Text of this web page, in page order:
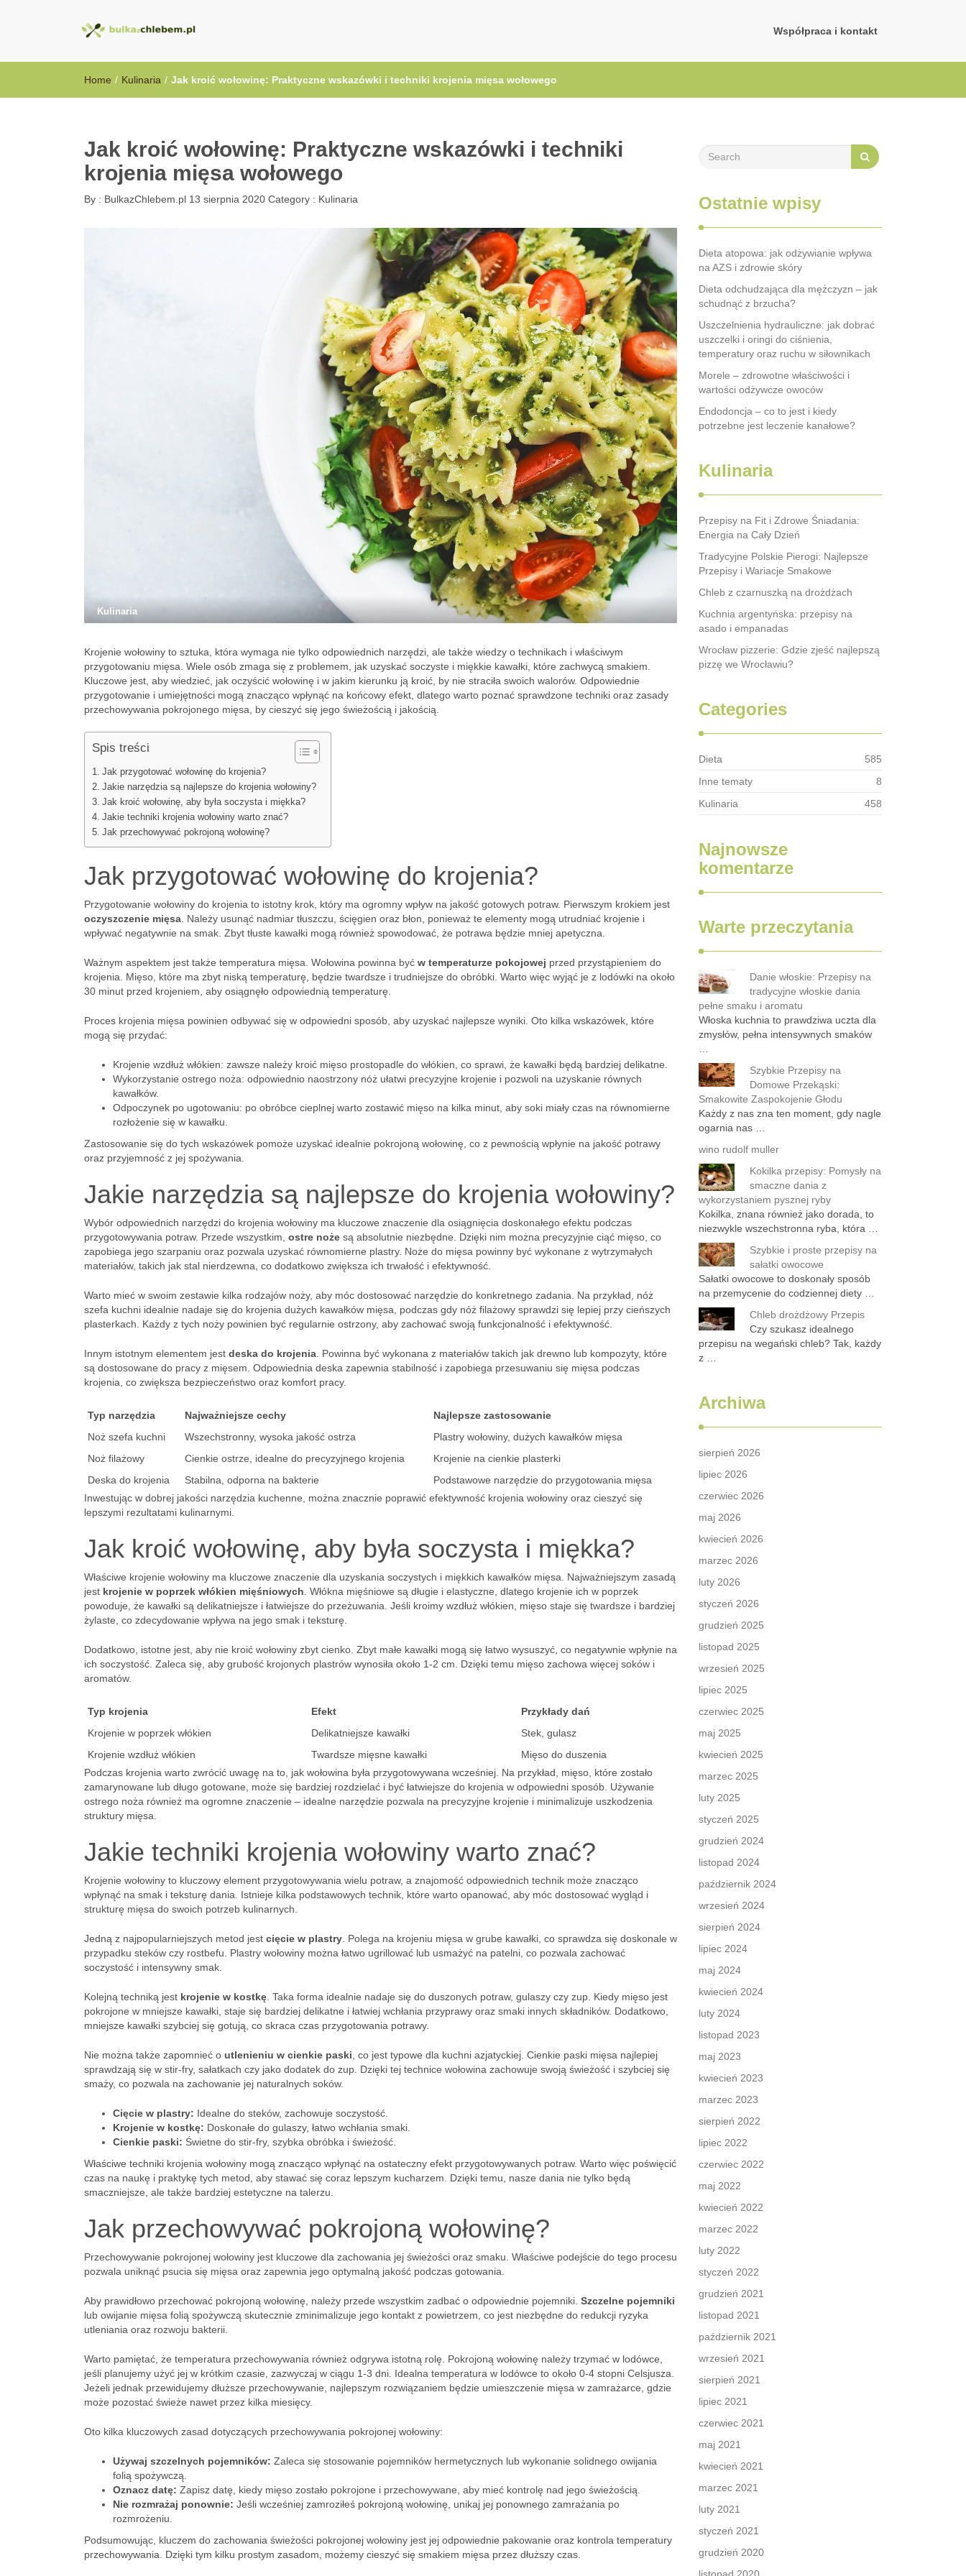
Współpraca i kontakt
Home / Kulinaria / Jak kroić wołowinę: Praktyczne wskazówki i techniki krojenia mięsa wołowego
Jak kroić wołowinę: Praktyczne wskazówki i techniki
krojenia mięsa wołowego
By : BulkazChlebem.pl 13 sierpnia 2020 Category : Kulinaria
Kulinaria
Krojenie wołowiny to sztuka, która wymaga nie tylko odpowiednich narzędzi, ale także wiedzy o technikach i właściwym
przygotowaniu mięsa. Wiele osób zmaga się z problemem, jak uzyskać soczyste i miękkie kawałki, które zachwycą smakiem.
Kluczowe jest, aby wiedzieć, jak oczyścić wołowinę i w jakim kierunku ją kroić, by nie straciła swoich walorów. Odpowiednie
przygotowanie i umiejętności mogą znacząco wpłynąć na końcowy efekt, dlatego warto poznać sprawdzone techniki oraz zasady
przechowywania pokrojonego mięsa, by cieszyć się jego świeżością i jakością.
Spis treści
Jak przygotować wołowinę do krojenia?
Jakie narzędzia są najlepsze do krojenia wołowiny?
Jak kroić wołowinę, aby była soczysta i miękka?
Jakie techniki krojenia wołowiny warto znać?
Jak przechowywać pokrojoną wołowinę?
Jak przygotować wołowinę do krojenia?
Przygotowanie wołowiny do krojenia to istotny krok, który ma ogromny wpływ na jakość gotowych potraw. Pierwszym krokiem jest
oczyszczenie mięsa . Należy usunąć nadmiar tłuszczu, ścięgien oraz błon, ponieważ te elementy mogą utrudniać krojenie i
wpływać negatywnie na smak. Zbyt tłuste kawałki mogą również spowodować, że potrawa będzie mniej apetyczna.
Ważnym aspektem jest także temperatura mięsa. Wołowina powinna być w temperaturze pokojowej przed przystąpieniem do
krojenia. Mięso, które ma zbyt niską temperaturę, będzie twardsze i trudniejsze do obróbki. Warto więc wyjąć je z lodówki na około
30 minut przed krojeniem, aby osiągnęło odpowiednią temperaturę.
Proces krojenia mięsa powinien odbywać się w odpowiedni sposób, aby uzyskać najlepsze wyniki. Oto kilka wskazówek, które
mogą się przydać:
Krojenie wzdłuż włókien: zawsze należy kroić mięso prostopadle do włókien, co sprawi, że kawałki będą bardziej delikatne.
Wykorzystanie ostrego noża: odpowiednio naostrzony nóż ułatwi precyzyjne krojenie i pozwoli na uzyskanie równych
kawałków.
Odpoczynek po ugotowaniu: po obróbce cieplnej warto zostawić mięso na kilka minut, aby soki miały czas na równomierne
rozłożenie się w kawałku.
Zastosowanie się do tych wskazówek pomoże uzyskać idealnie pokrojoną wołowinę, co z pewnością wpłynie na jakość potrawy
oraz przyjemność z jej spożywania.
Jakie narzędzia są najlepsze do krojenia wołowiny?
Wybór odpowiednich narzędzi do krojenia wołowiny ma kluczowe znaczenie dla osiągnięcia doskonałego efektu podczas
przygotowywania potraw. Przede wszystkim, ostre noże są absolutnie niezbędne. Dzięki nim można precyzyjnie ciąć mięso, co
zapobiega jego szarpaniu oraz pozwala uzyskać równomierne plastry. Noże do mięsa powinny być wykonane z wytrzymałych
materiałów, takich jak stal nierdzewna, co dodatkowo zwiększa ich trwałość i efektywność.
Warto mieć w swoim zestawie kilka rodzajów noży, aby móc dostosować narzędzie do konkretnego zadania. Na przykład, nóż
szefa kuchni idealnie nadaje się do krojenia dużych kawałków mięsa, podczas gdy nóż filażowy sprawdzi się lepiej przy cieńszych
plasterkach. Każdy z tych noży powinien być regularnie ostrzony, aby zachować swoją funkcjonalność i efektywność.
Innym istotnym elementem jest deska do krojenia . Powinna być wykonana z materiałów takich jak drewno lub kompozyty, które
są dostosowane do pracy z mięsem. Odpowiednia deska zapewnia stabilność i zapobiega przesuwaniu się mięsa podczas
krojenia, co zwiększa bezpieczeństwo oraz komfort pracy.
Typ narzędzia Najważniejsze cechy
Najlepsze zastosowanie
Noż szefa kuchni
Wszechstronny, wysoka jakość ostrza
Plastry wołowiny, dużych kawałków mięsa
Noż filażowy
Cienkie ostrze, idealne do precyzyjnego krojenia
Krojenie na cienkie plasterki
Deska do krojenia
Stabilna, odporna na bakterie
Podstawowe narzędzie do przygotowania mięsa
Inwestując w dobrej jakości narzędzia kuchenne, można znacznie poprawić efektywność krojenia wołowiny oraz cieszyć się
lepszymi rezultatami kulinarnymi.
Jak kroić wołowinę, aby była soczysta i miękka?
Właściwe krojenie wołowiny ma kluczowe znaczenie dla uzyskania soczystych i miękkich kawałków mięsa. Najważniejszym zasadą
jest krojenie w poprzek włókien mięśniowych . Włókna mięśniowe są długie i elastyczne, dlatego krojenie ich w poprzek
powoduje, że kawałki są delikatniejsze i łatwiejsze do przeżuwania. Jeśli kroimy wzdłuż włókien, mięso staje się twardsze i bardziej
żylaste, co zdecydowanie wpływa na jego smak i teksturę.
Dodatkowo, istotne jest, aby nie kroić wołowiny zbyt cienko. Zbyt małe kawałki mogą się łatwo wysuszyć, co negatywnie wpłynie na
ich soczystość. Zaleca się, aby grubość krojonych plastrów wynosiła około 1-2 cm. Dzięki temu mięso zachowa więcej soków i
aromatów.
Typ krojenia Efekt
Przykłady dań
Krojenie w poprzek włókien
Delikatniejsze kawałki
Stek, gulasz
Krojenie wzdłuż włókien
Twardsze mięsne kawałki
Mięso do duszenia
Podczas krojenia warto zwrócić uwagę na to, jak wołowina była przygotowywana wcześniej. Na przykład, mięso, które zostało
zamarynowane lub długo gotowane, może się bardziej rozdzielać i być łatwiejsze do krojenia w odpowiedni sposób. Używanie
ostrego noża również ma ogromne znaczenie – idealne narzędzie pozwala na precyzyjne krojenie i minimalizuje uszkodzenia
struktury mięsa.
Jakie techniki krojenia wołowiny warto znać?
Krojenie wołowiny to kluczowy element przygotowywania wielu potraw, a znajomość odpowiednich technik może znacząco
wpłynąć na smak i teksturę dania. Istnieje kilka podstawowych technik, które warto opanować, aby móc dostosować wygląd i
strukturę mięsa do swoich potrzeb kulinarnych.
Jedną z najpopularniejszych metod jest cięcie w plastry . Polega na krojeniu mięsa w grube kawałki, co sprawdza się doskonale w
przypadku steków czy rostbefu. Plastry wołowiny można łatwo ugrillować lub usmażyć na patelni, co pozwala zachować
soczystość i intensywny smak.
Kolejną techniką jest krojenie w kostkę . Taka forma idealnie nadaje się do duszonych potraw, gulaszy czy zup. Kiedy mięso jest
pokrojone w mniejsze kawałki, staje się bardziej delikatne i łatwiej wchłania przyprawy oraz smaki innych składników. Dodatkowo,
mniejsze kawałki szybciej się gotują, co skraca czas przygotowania potrawy.
Nie można także zapomnieć o utlenieniu w cienkie paski , co jest typowe dla kuchni azjatyckiej. Cienkie paski mięsa najlepiej
sprawdzają się w stir-fry, sałatkach czy jako dodatek do zup. Dzięki tej technice wołowina zachowuje swoją świeżość i szybciej się
smaży, co pozwala na zachowanie jej naturalnych soków.
Cięcie w plastry: Idealne do steków, zachowuje soczystość.
Krojenie w kostkę: Doskonałe do gulaszy, łatwo wchłania smaki.
Cienkie paski: Świetne do stir-fry, szybka obróbka i świeżość.
Właściwe techniki krojenia wołowiny mogą znacząco wpłynąć na ostateczny efekt przygotowywanych potraw. Warto więc poświęcić
czas na naukę i praktykę tych metod, aby stawać się coraz lepszym kucharzem. Dzięki temu, nasze dania nie tylko będą
smaczniejsze, ale także bardziej estetyczne na talerzu.
Jak przechowywać pokrojoną wołowinę?
Przechowywanie pokrojonej wołowiny jest kluczowe dla zachowania jej świeżości oraz smaku. Właściwe podejście do tego procesu
pozwala uniknąć psucia się mięsa oraz zapewnia jego optymalną jakość podczas gotowania.
Aby prawidłowo przechować pokrojoną wołowinę, należy przede wszystkim zadbać o odpowiednie pojemniki. Szczelne pojemniki
lub owijanie mięsa folią spożywczą skutecznie zminimalizuje jego kontakt z powietrzem, co jest niezbędne do redukcji ryzyka
utleniania oraz rozwoju bakterii.
Warto pamiętać, że temperatura przechowywania również odgrywa istotną rolę. Pokrojoną wołowinę należy trzymać w lodówce,
jeśli planujemy użyć jej w krótkim czasie, zazwyczaj w ciągu 1-3 dni. Idealna temperatura w lodówce to około 0-4 stopni Celsjusza.
Jeżeli jednak przewidujemy dłuższe przechowywanie, najlepszym rozwiązaniem będzie umieszczenie mięsa w zamrażarce, gdzie
może pozostać świeże nawet przez kilka miesięcy.
Oto kilka kluczowych zasad dotyczących przechowywania pokrojonej wołowiny:
Używaj szczelnych pojemników: Zaleca się stosowanie pojemników hermetycznych lub wykonanie solidnego owijania
folią spożywczą.
Oznacz datę: Zapisz datę, kiedy mięso zostało pokrojone i przechowywane, aby mieć kontrolę nad jego świeżością.
Nie rozmrażaj ponownie: Jeśli wcześniej zamroziłeś pokrojoną wołowinę, unikaj jej ponownego zamrażania po
rozmrożeniu.
Podsumowując, kluczem do zachowania świeżości pokrojonej wołowiny jest jej odpowiednie pakowanie oraz kontrola temperatury
przechowywania. Dzięki tym kilku prostym zasadom, możemy cieszyć się smakiem mięsa przez dłuższy czas.
Ostatnie wpisy
Dieta atopowa: jak odżywianie wpływa
na AZS i zdrowie skóry
Dieta odchudzająca dla mężczyzn – jak
schudnąć z brzucha?
Uszczelnienia hydrauliczne: jak dobrać
uszczelki i oringi do ciśnienia,
temperatury oraz ruchu w siłownikach
Morele – zdrowotne właściwości i
wartości odżywcze owoców
Endodoncja – co to jest i kiedy
potrzebne jest leczenie kanałowe?
Kulinaria
Przepisy na Fit i Zdrowe Śniadania:
Energia na Cały Dzień
Tradycyjne Polskie Pierogi: Najlepsze
Przepisy i Wariacje Smakowe
Chleb z czarnuszką na drożdżach
Kuchnia argentyńska: przepisy na
asado i empanadas
Wrocław pizzerie: Gdzie zjeść najlepszą
pizzę we Wrocławiu?
Categories
Dieta
585
Inne tematy
8
Kulinaria
458
Najnowsze
komentarze
Warte przeczytania
Danie włoskie: Przepisy na
tradycyjne włoskie dania
pełne smaku i aromatu
Włoska kuchnia to prawdziwa uczta dla
zmysłów, pełna intensywnych smaków
Szybkie Przepisy na
Domowe Przekąski:
Smakowite Zaspokojenie Głodu
Każdy z nas zna ten moment, gdy nagle
ogarnia nas …
wino rudolf muller
Kokilka przepisy: Pomysły na
smaczne dania z
wykorzystaniem pysznej ryby
Kokilka, znana również jako dorada, to
niezwykle wszechstronna ryba, która …
Szybkie i proste przepisy na
sałatki owocowe
Sałatki owocowe to doskonały sposób
na przemycenie do codziennej diety …
Chleb drożdżowy Przepis
Czy szukasz idealnego
przepisu na wegański chleb? Tak, każdy
z …
Archiwa
sierpień 2026
lipiec 2026
czerwiec 2026
maj 2026
kwiecień 2026
marzec 2026
luty 2026
styczeń 2026
grudzień 2025
listopad 2025
wrzesień 2025
lipiec 2025
czerwiec 2025
maj 2025
kwiecień 2025
marzec 2025
luty 2025
styczeń 2025
grudzień 2024
listopad 2024
październik 2024
wrzesień 2024
sierpień 2024
lipiec 2024
maj 2024
kwiecień 2024
luty 2024
listopad 2023
maj 2023
kwiecień 2023
marzec 2023
sierpień 2022
lipiec 2022
czerwiec 2022
maj 2022
kwiecień 2022
marzec 2022
luty 2022
styczeń 2022
grudzień 2021
listopad 2021
październik 2021
wrzesień 2021
sierpień 2021
lipiec 2021
czerwiec 2021
maj 2021
kwiecień 2021
marzec 2021
luty 2021
styczeń 2021
grudzień 2020